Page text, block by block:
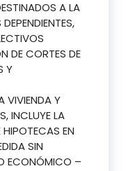
A LA
DE CORTES DE
Y
VIVIENDA Y
INCLUYE LA
EN
SIN
ECONÓMICO –